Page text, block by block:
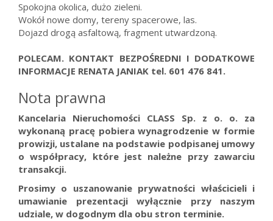
Spokojna okolica, dużo zieleni.
Wokół nowe domy, tereny spacerowe, las.
Dojazd drogą asfaltową, fragment utwardzoną.
POLECAM. KONTAKT BEZPOŚREDNI I DODATKOWE
INFORMACJE RENATA JANIAK tel. 601 476 841.
Nota prawna
Kancelaria Nieruchomości CLASS Sp. z o. o. za
wykonaną pracę pobiera wynagrodzenie w formie
prowizji, ustalane na podstawie podpisanej umowy
o współpracy, które jest należne przy zawarciu
transakcji.
Prosimy o uszanowanie prywatności właścicieli i
umawianie prezentacji wyłącznie przy naszym
udziale, w dogodnym dla obu stron terminie.